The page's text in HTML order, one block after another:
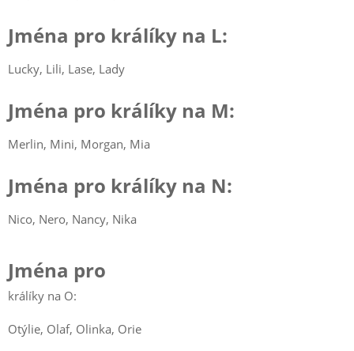
Jména pro králíky na L:
Lucky, Lili, Lase, Lady
Jména pro králíky na M:
Merlin, Mini, Morgan, Mia
Jména pro králíky na N:
Nico, Nero, Nancy, Nika
Jména pro
králíky na O:
Otýlie, Olaf, Olinka, Orie